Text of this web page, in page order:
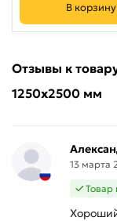
В корзину
Отзывы к
1250х2500 мм
13 марта
Товар